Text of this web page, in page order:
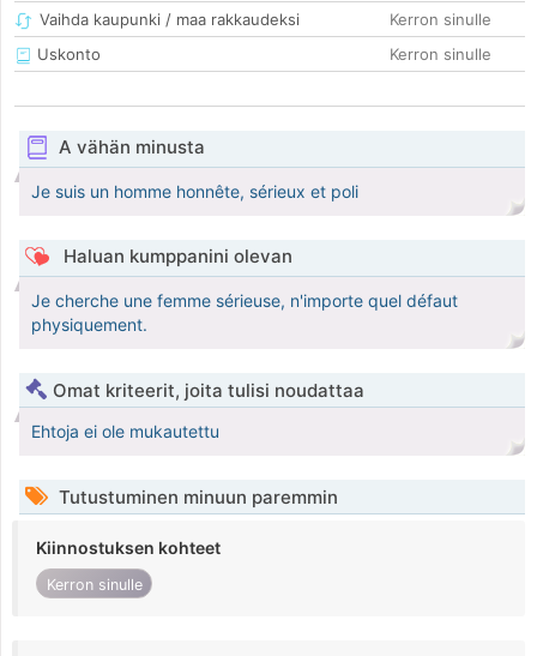
Vaihda kaupunki / maa rakkaudeksi
Kerron sinulle
Uskonto
Kerron sinulle
A vähän minusta
Je suis un homme honnête, sérieux et poli
Haluan kumppanini olevan
Je cherche une femme sérieuse, n'importe quel défaut
physiquement.
Omat kriteerit, joita tulisi noudattaa
Ehtoja ei ole mukautettu
Tutustuminen minuun paremmin
Kiinnostuksen kohteet
Kerron sinulle